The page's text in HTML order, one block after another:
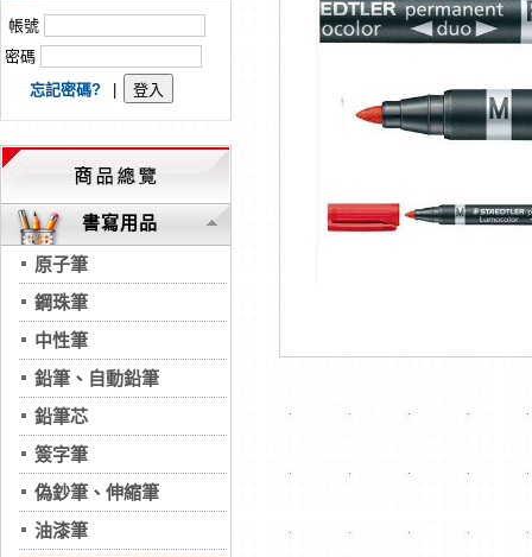
匯款客戶請注意！因商品繁複來不及發現短缺，遂待客服人員跟您確認訂單
本網站免費註冊，所標示的商品單價皆為“未稅價格”；本公司保有是否接單出
帳號
密碼
忘記密碼?
書寫用品
原子筆
鋼珠筆
中性筆
鉛筆、自動鉛筆
鉛筆芯
簽字筆
偽鈔筆、伸縮筆
油漆筆